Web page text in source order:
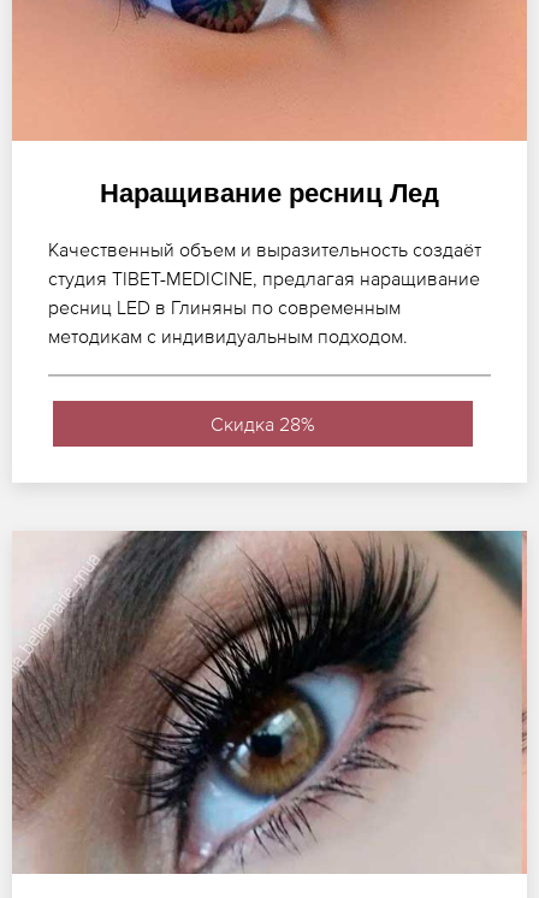
Наращивание ресниц Лед
Качественный объем и выразительность создаёт
студия TIBET-MEDICINE, предлагая наращивание
ресниц LED в Глиняны по современным
методикам с индивидуальным подходом.
Скидка 28%